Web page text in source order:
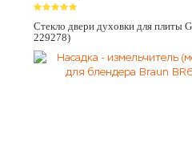
Стекло двери духовки для плиты
229278)